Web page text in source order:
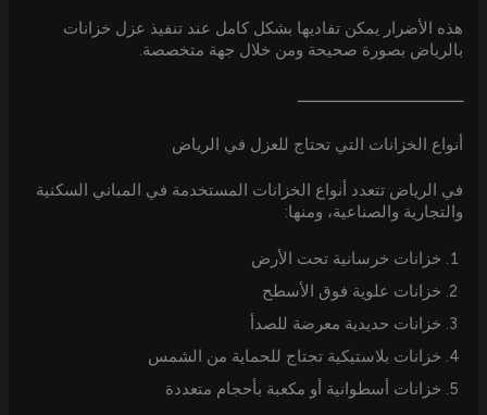
هذه الأضرار يمكن تفاديها بشكل كامل عند تنفيذ عزل خزانات
بالرياض بصورة صحيحة ومن خلال جهة متخصصة.
ــــــــــــــــــــــــــــــــــــــ
أنواع الخزانات التي تحتاج للعزل في الرياض
في الرياض تتعدد أنواع الخزانات المستخدمة في المباني السكنية
والتجارية والصناعية، ومنها:
خزانات خرسانية تحت الأرض
خزانات علوية فوق الأسطح
خزانات حديدية معرضة للصدأ
خزانات بلاستيكية تحتاج للحماية من الشمس
خزانات أسطوانية أو مكعبة بأحجام متعددة